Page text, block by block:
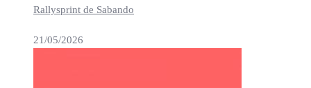
Rallysprint de Sabando
21/05/2026